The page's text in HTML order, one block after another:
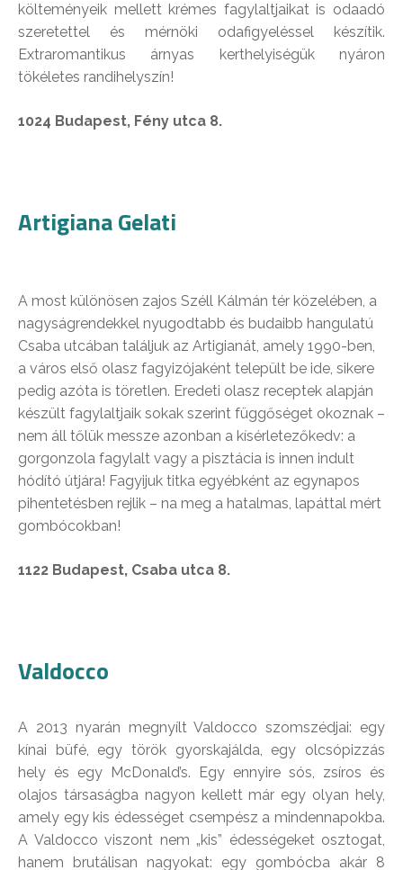
költeményeik mellett krémes fagylaltjaikat is odaadó
szeretettel és mérnöki odafigyeléssel készítik.
Extraromantikus árnyas kerthelyiségük nyáron
tökéletes randihelyszín!
1024 Budapest, Fény utca 8.
Artigiana Gelati
A most különösen zajos Széll Kálmán tér közelében, a
nagyságrendekkel nyugodtabb és budaibb hangulatú
Csaba utcában találjuk az Artigianát, amely 1990-ben,
a város első olasz fagyizójaként települt be ide, sikere
pedig azóta is töretlen. Eredeti olasz receptek alapján
készült fagylaltjaik sokak szerint függőséget okoznak –
nem áll tőlük messze azonban a kísérletezőkedv: a
gorgonzola fagylalt vagy a pisztácia is innen indult
hódító útjára! Fagyijuk titka egyébként az egynapos
pihentetésben rejlik – na meg a hatalmas, lapáttal mért
gombócokban!
1122 Budapest, Csaba utca 8.
Valdocco
A 2013 nyarán megnyílt Valdocco szomszédjai: egy
kínai büfé, egy török gyorskajálda, egy olcsópizzás
hely és egy McDonald’s. Egy ennyire sós, zsíros és
olajos társaságba nagyon kellett már egy olyan hely,
amely egy kis édességet csempész a mindennapokba.
A Valdocco viszont nem „kis” édességeket osztogat,
hanem brutálisan nagyokat: egy gombócba akár 8